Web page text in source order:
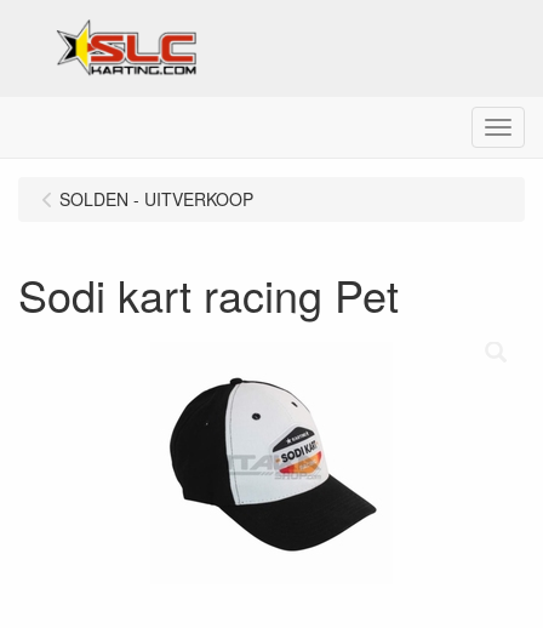
Menu
SOLDEN - UITVERKOOP
Sodi kart racing Pet